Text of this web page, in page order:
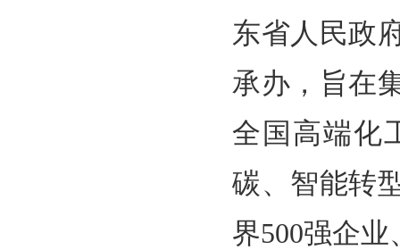
东省人民政
承办，旨在
全国高端化
碳、智能转
界500强企